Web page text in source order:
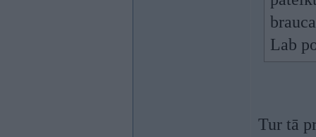
Lab
Tur tā